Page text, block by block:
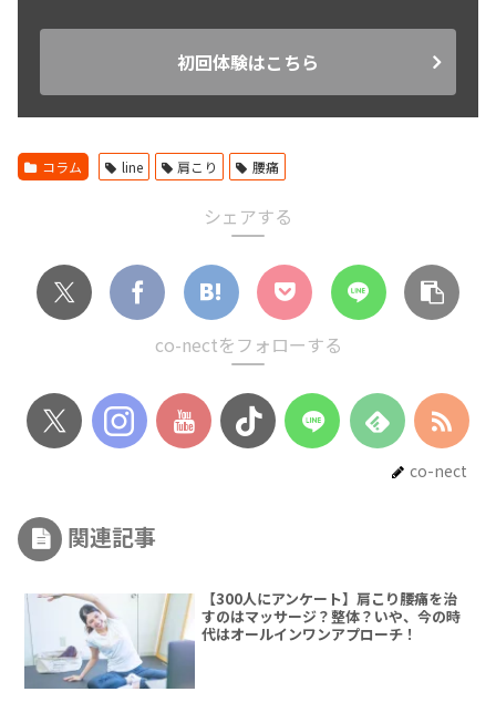
初回体験はこちら
コラム line 肩こり 腰痛
シェアする
co-nectをフォローする
co-nect
関連記事
【300人にアンケート】肩こり腰痛を治
すのはマッサージ？整体？いや、今の時
代はオールインワンアプローチ！